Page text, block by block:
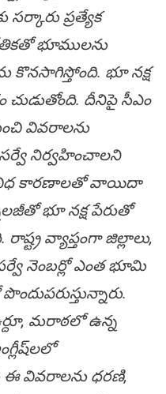
స‌ర్కారు ప్ర‌త్యేక
భూముల‌ను
కొన‌సాగిస్తోంది. భూ న‌క్ష
చుడుతోంది. దీనిపై సీఎం
వివ‌రాల‌ను
స‌ర్వే నిర్వ‌హించాల‌ని
కార‌ణాల‌తో వాయిదా
భూ న‌క్ష పేరుతో
వ్యాప్తంగా జిల్లాలు,
నెంబ‌ర్లో ఎంత భూమి
మ‌రాఠ‌లో ఉన్న
ఈ వివ‌రాల‌ను ధ‌ర‌ణి,